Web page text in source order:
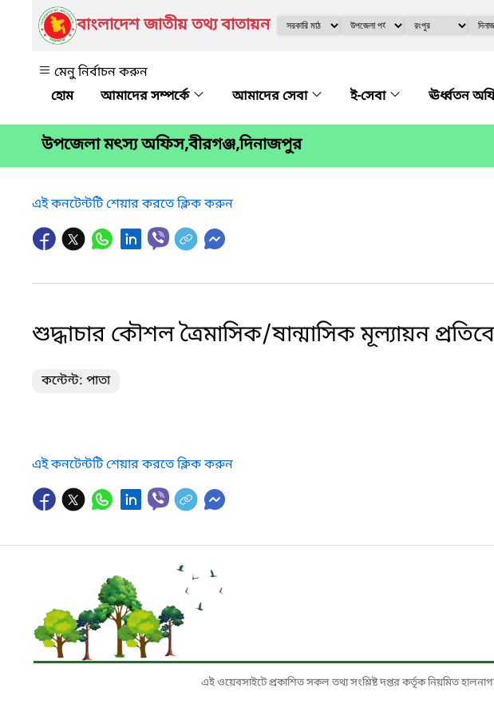
বাংলাদেশ জাতীয় তথ্য বাতায়ন
মেনু নির্বাচন করুন
আমাদের সম্পর্কে
আমাদের সেবা ই-সেবা ঊর্ধ্বতন
উপজেলা মৎস্য অফিস,বীরগঞ্জ,দিনাজপুর
এই কনটেন্টটি শেয়ার করতে ক্লিক করুন
শুদ্ধাচার কৌশল ত্রৈমাসিক/ষান্মাসিক মূল্যায়ন
কন্টেন্ট: পাতা
এই কনটেন্টটি শেয়ার করতে ক্লিক করুন
এই ওয়েবসাইটে প্রকাশিত সকল তথ্য সংশ্লিষ্ট দপ্তর কর্তৃক নিয়মিত